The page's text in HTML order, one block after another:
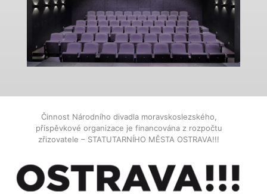
Činnost Národního divadla moravskoslezského,
příspěvkové organizace je financována z rozpočtu
zřizovatele – STATUTARNÍHO MĚSTA OSTRAVA!!!